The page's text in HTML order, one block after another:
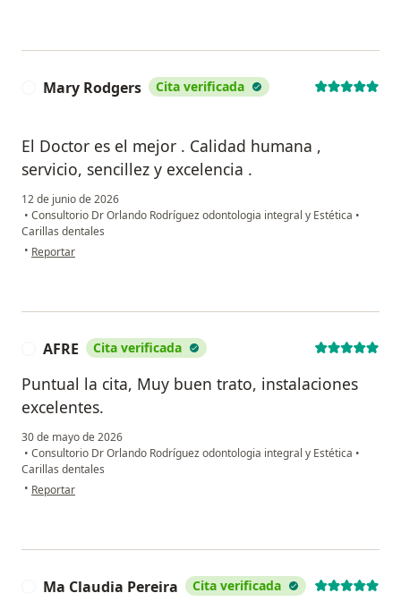
Mary Rodgers Cita verificada
El Doctor es el mejor . Calidad humana ,
servicio, sencillez y excelencia .
12 de junio de 2026
• Consultorio Dr Orlando Rodríguez odontologia integral y Estética •
Carillas dentales
• en opinión del usuario Mary Rodgers
Reportar
AFRE Cita verificada
Puntual la cita, Muy buen trato, instalaciones
excelentes.
30 de mayo de 2026
• Consultorio Dr Orlando Rodríguez odontologia integral y Estética •
Carillas dentales
• en opinión del usuario AFRE
Reportar
Ma Claudia Pereira Cita verificada